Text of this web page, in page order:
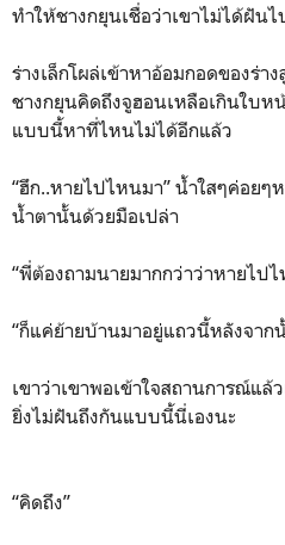
ทำให้ชางกยุนเชื่อว่าเขาไม่ได้ฝันไ
ร่างเล็กโผล่เข้าหาอ้อมกอดของร่
ชางกยุนคิดถึงจูฮอนเหลือเกินใบ
แบบนี้หาที่ไหนไม่ได้อีกแล้ว
“ฮึก..หายไปไหนมา” น้ำใสๆค่อย
น้ำตานั้นด้วยมือเปล่า
“พี่ต้องถามนายมากกว่าว่าหายไปไ
“ก็แค่ย้ายบ้านมาอยู่แถวนี้หลังจาก
เขาว่าเขาพอเข้าใจสถานการณ์แ
ยิ่งไม่ฝันถึงกันแบบนี้นี่เองนะ
“คิดถึง”